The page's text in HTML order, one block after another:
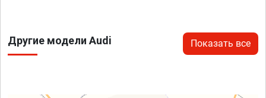
Другие модели Audi Показать все